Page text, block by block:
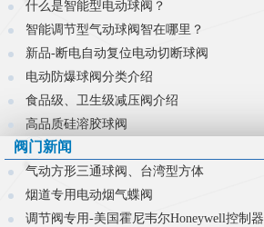
什么是智能型电动球阀？
智能调节型气动球阀智在哪里？
新品-断电自动复位电动切断球阀
电动防爆球阀分类介绍
食品级、卫生级减压阀介绍
高品质硅溶胶球阀
阀门新闻
气动方形三通球阀、台湾型方体
烟道专用电动烟气蝶阀
调节阀专用-美国霍尼韦尔Honeywell控制器